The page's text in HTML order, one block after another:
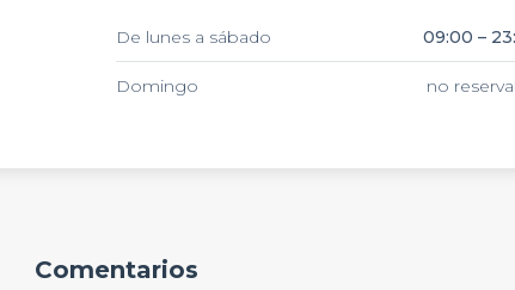
De lunes a sábado 09:00 –
Domingo no
Comentarios